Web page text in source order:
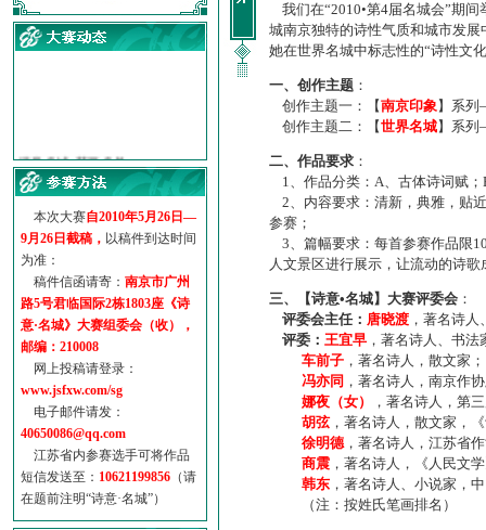
·【诗意·名城】地铁展示作...
诗意名城·地铁时间
参赛作品多达5000多首
“诗意·名城”晒诗会
特别通知--致广大诗词爱好...
本次大赛自2010年5月26日—
9月26日截稿， 以稿件到达时间
为准：
稿件信函请寄： 南京市广州
路5号君临国际2栋1803座《诗
意·名城》大赛组委会（收），
邮编：210008
网上投稿请登录：
www.jsfxw.com/sg
电子邮件请发：
40650086@qq.com
江苏省内参赛选手可将作品
短信发送至： 10621199856 （请
在题前注明“诗意·名城”）
我们在“2010•第4届名城会”期
城南京独特的诗性气质和城市发
她在世界名城中标志性的“诗性文
一、创作主题 ：
创作主题一：【南京印象】系
创作主题二：【世界名城】系
二、作品要求 ：
1、作品分类：A、古体诗词赋；
2、内容要求：清新，典雅，贴
参赛；
3、篇幅要求：每首参赛作品限
人文景区进行展示，让流动的诗
三、【诗意•名城】大赛评委会 ：
评委会主任： 唐晓渡 ，著名诗
评委： 王宜早 ，著名诗人、书
车前子 ，著名诗人，散文家；
冯亦同 ，著名诗人，南京作
娜夜（女）
，著名诗人，第
胡弦，著名诗人，散文家，
徐明德，著名诗人，江苏省
商震 ，著名诗人，《人民文
韩东 ，著名诗人、小说家，
（注：按姓氏笔画排名）